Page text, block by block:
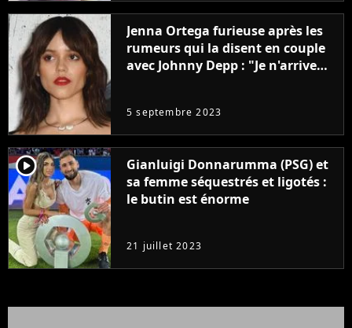
Jenna Ortega furieuse après les
rumeurs qui la disent en couple
avec Johnny Depp : "Je n'arrive
5 septembre 2023
player2
Gianluigi Donnarumma (PSG) et
sa femme séquestrés et ligotés :
le butin est énorme
21 juillet 2023